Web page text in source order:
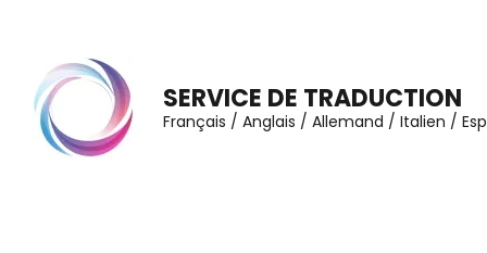
contenu
(Pressez
Entrée)
SERVICE DE TRADUCTION
Français / Anglais / Allemand / Italien /